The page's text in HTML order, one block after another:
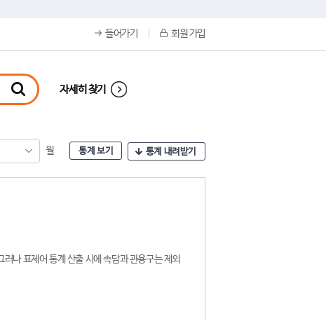
들어가기 회원 가입
자세히 찾기
월 통계 보기 통계 내려받기
나 표제어 통계 산출 시에 속담과 관용구는 제외